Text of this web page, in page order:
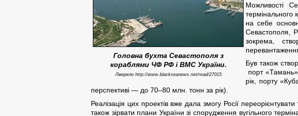
Головна бухта Севастополя з
кораблями ЧФ РФ і ВМС України.
Лжерело http://www.blackseanews.net/read/27015
Можливості
на себе
Севастополя,
зокрема,
Був також
порт
рік, порту
перспективі — до 70–80 млн. тонн за рік).
Реалізація цих проектів вже дала змогу Росії
також зірвати плани України зі спорудження вугільного